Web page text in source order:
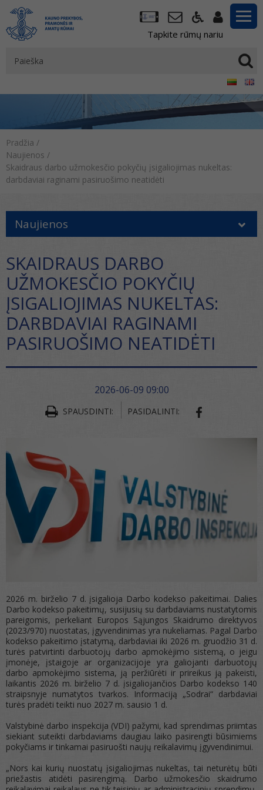
Tapkite rūmų nariu
Pradžia /
Naujienos /
Skaidraus darbo užmokesčio pokyčių įsigaliojimas nukeltas:
darbdaviai raginami pasiruošimo neatidėti
Naujienos
SKAIDRAUS DARBO
UŽMOKESČIO POKYČIŲ
ĮSIGALIOJIMAS NUKELTAS:
DARBDAVIAI RAGINAMI
PASIRUOŠIMO NEATIDĖTI
2026-06-09 09:00
SPAUSDINTI: PASIDALINTI:
2026 m. birželio 7 d. įsigalioja Darbo kodekso pakeitimai. Dalies
Darbo kodekso pakeitimų, susijusių su darbdaviams nustatytomis
pareigomis, perkeliant Europos Sąjungos Skaidrumo direktyvos
(2023/970) nuostatas, įgyvendinimas yra nukeliamas. Pagal Darbo
kodekso pakeitimo įstatymą, darbdaviai iki 2026 m. gruodžio 31 d.
turės patvirtinti darbuotojų darbo apmokėjimo sistemą, o jeigu
įmonėje, įstaigoje ar organizacijoje yra galiojanti darbuotojų
darbo apmokėjimo sistema, ją peržiūrėti ir prireikus ją pakeisti,
laikantis 2026 m. birželio 7 d. įsigaliojančios Darbo kodekso 140
straipsnyje numatytos tvarkos. Informaciją „Sodrai“ darbdaviai
turės pradėti teikti nuo 2027 m. sausio 1 d.
Valstybinė darbo inspekcija (VDI) pažymi, kad sprendimas priimtas
siekiant suteikti darbdaviams daugiau laiko pasirengti būsimiems
pokyčiams ir tinkamai pasiruošti naujų reikalavimų įgyvendinimui.
„Nors kai kurių nuostatų įsigaliojimas nukeltas, tai neturėtų būti
priežastis atidėti pasirengimą. Darbo užmokesčio skaidrumo